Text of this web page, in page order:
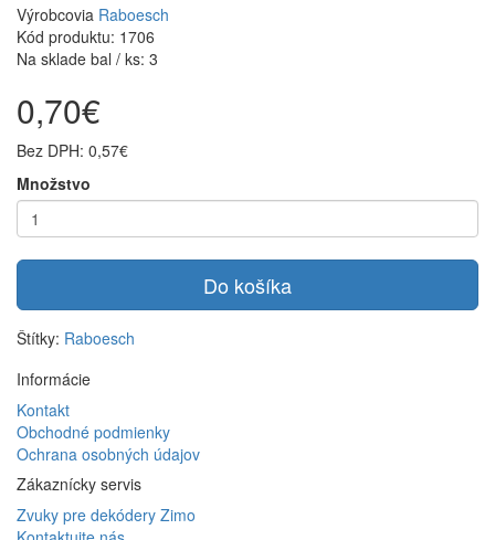
Výrobcovia Raboesch
Kód produktu: 1706
Na sklade bal / ks: 3
0,70€
Bez DPH: 0,57€
Množstvo
Do košíka
Štítky: Raboesch
Informácie
Kontakt
Obchodné podmienky
Ochrana osobných údajov
Zákaznícky servis
Zvuky pre dekódery Zimo